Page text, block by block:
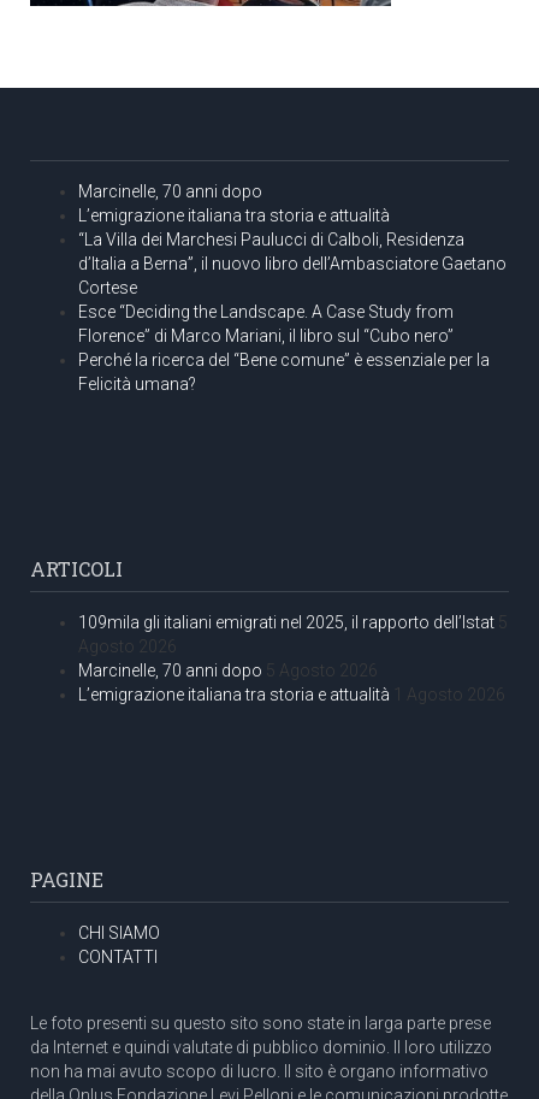
Marcinelle, 70 anni dopo
L’emigrazione italiana tra storia e attualità
“La Villa dei Marchesi Paulucci di Calboli, Residenza
d’Italia a Berna”, il nuovo libro dell’Ambasciatore Gaetano
Cortese
Esce “Deciding the Landscape. A Case Study from
Florence” di Marco Mariani, il libro sul “Cubo nero”
Perché la ricerca del “Bene comune” è essenziale per la
Felicità umana?
ARTICOLI
109mila gli italiani emigrati nel 2025, il rapporto dell’Istat 5
Agosto 2026
Marcinelle, 70 anni dopo 5 Agosto 2026
L’emigrazione italiana tra storia e attualità 1 Agosto 2026
PAGINE
CHI SIAMO
CONTATTI
Le foto presenti su questo sito sono state in larga parte prese
da Internet e quindi valutate di pubblico dominio. Il loro utilizzo
non ha mai avuto scopo di lucro. Il sito è organo informativo